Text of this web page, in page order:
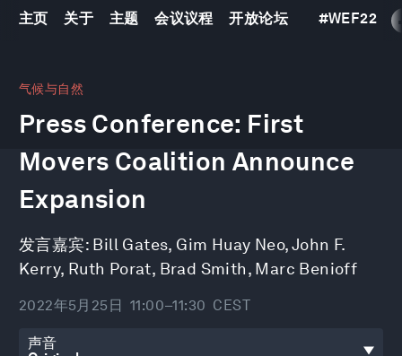
主页 关于 主题 会议议程 开放论坛 #WEF22
气候与自然
Press Conference: First
Movers Coalition Announce
Expansion
发言嘉宾: Bill Gates, Gim Huay Neo,John F.
Kerry, Ruth Porat, Brad Smith, Marc Benioff
2022年5月25日 11:00–11:30 CEST
声音
seconds
31
minutes,
seconds